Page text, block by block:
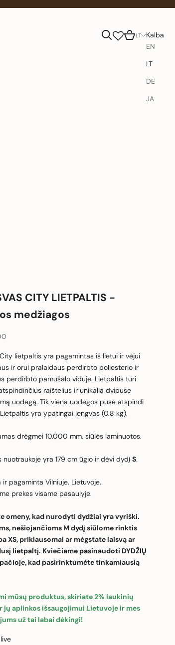
PaieškaKrepšelis
LT
Kalba
EN
LT
DE
JA
CITY LIETPALTIS -
medžiagos
kaina
lietpaltis yra pagamintas iš lietui ir vėjui
ir orui pralaidaus perdirbto poliesterio ir
perdirbto pamušalo viduje. Lietpaltis turi
raištelius ir unikalią dvipusę
uodegą. Tik viena uodegos pusė atspindi
yra ypatingai lengvas (0.8 kg).
drėgmei 10.000 mm, siūlės laminuotos.
nuotraukoje yra 179 cm ūgio ir dėvi dydį S.
ir pagaminta Vilniuje, Lietuvoje.
prekes visame pasaulyje.
omeny, kad nurodyti dydžiai yra vyriški.
nešiojančioms M dydį siūlome rinktis
XS, priklausomai ar mėgstate laisvą ar
lietpaltį. Kviečiame pasinaudoti DYDŽIŲ
kad pasirinktumėte tinkamiausią
mūsų produktus, skiriate 2% laukinių
jų aplinkos išsaugojimui Lietuvoje ir mes
už tai labai dėkingi!